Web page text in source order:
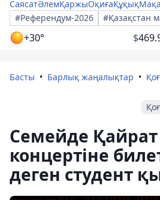
СаясатӘлемҚаржыОқиғаҚұқық
#Референдум-2026
#Қазақстан
+30° $
Басты Барлық жаңалықтар
Семейде
концертіне
деген студент